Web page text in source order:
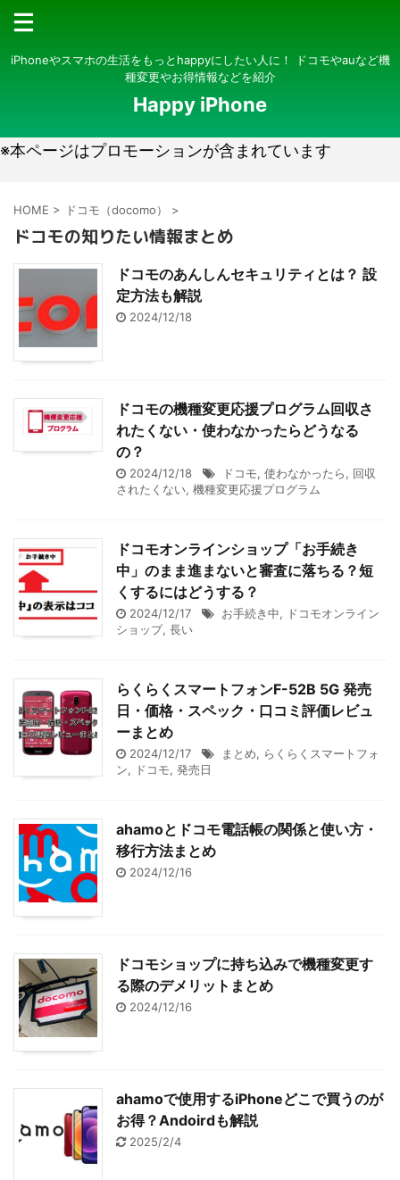
iPhoneやスマホの生活をもっとhappyにしたい人に！ ドコモやauなど機
種変更やお得情報などを紹介
Happy iPhone
※本ページはプロモーションが含まれています
HOME > ドコモ（docomo） >
ドコモの知りたい情報まとめ
ドコモのあんしんセキュリティとは？ 設
定方法も解説
2024/12/18
ドコモの機種変更応援プログラム回収さ
れたくない・使わなかったらどうなる
の？
2024/12/18 ドコモ, 使わなかったら, 回収
されたくない, 機種変更応援プログラム
ドコモオンラインショップ「お手続き
中」のまま進まないと審査に落ちる？短
くするにはどうする？
2024/12/17 お手続き中, ドコモオンライン
ショップ, 長い
らくらくスマートフォンF-52B 5G 発売
日・価格・スペック・口コミ評価レビュ
ーまとめ
2024/12/17 まとめ, らくらくスマートフォ
ン, ドコモ, 発売日
ahamoとドコモ電話帳の関係と使い方・
移行方法まとめ
2024/12/16
ドコモショップに持ち込みで機種変更す
る際のデメリットまとめ
2024/12/16
ahamoで使用するiPhoneどこで買うのが
お得？Andoirdも解説
2025/2/4